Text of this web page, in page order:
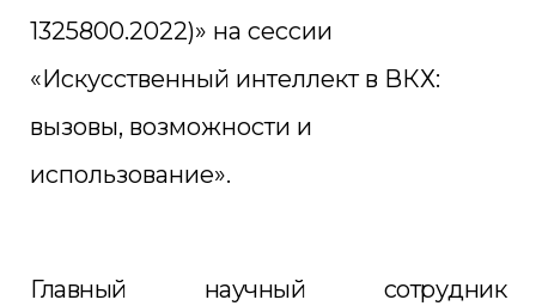
1325800.2022)» на сессии
«Искусственный интеллект в ВКХ:
вызовы, возможности и
использование».
Главный научный сотрудник